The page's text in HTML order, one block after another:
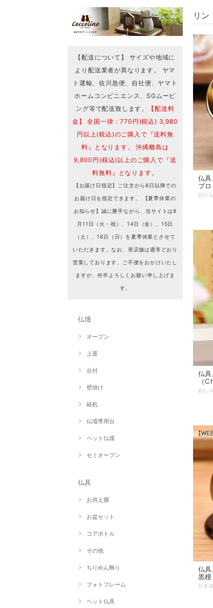
【配送について】 サイズや地域に
より配送業者が異なります。 ヤマ
ト運輸、佐川急便、自社便、ヤマト
ホームコンビニエンス、SGムービ
ング等で配送致します。
【配送料
金】 全国一律：770円(税込) 3,980
円以上(税込)のご購入で『送料無
料』となります。 沖縄離島は
9,800円(税込)以上のご購入で『送
料無料』となります。
【お届け日指定】ご注文から6日以降での
お届け日を指定できます。 【夏季休業の
お知らせ】誠に勝手ながら、当サイトは8
月11日（火・祝）、14日（金）、15日
（土）、16日（日）を夏季休業とさせて
いただきます。なお、実店舗は通常どおり
営業しております。ご不便をおかけいたし
ますが、何卒よろしくお願い申し上げま
す。
仏壇
オープン
上置
台付
壁掛け
経机
仏壇専用台
ペット仏壇
セミオープン
仏具
お供え膳
お盆セット
コアボトル
その他
ちりめん飾り
フォトフレーム
ペット仏具
リン
仏具店 仙
ブ
仏具店
（
仏具店
黒